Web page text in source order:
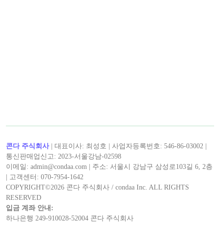
콘다 주식회사| 대표이사: 최성호 | 사업자등록번호: 546-86-03002 |
통신판매업신고: 2023-서울강남-02598
이메일: admin@condaa.com | 주소: 서울시 강남구 삼성로103길 6, 2층
| 고객센터: 070-7954-1642
COPYRIGHT©2026 콘다 주식회사 / condaa Inc. ALL RIGHTS
RESERVED
입금 계좌 안내:
하나은행 249-910028-52004 콘다 주식회사